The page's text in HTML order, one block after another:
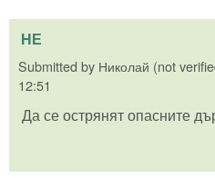
НЕ
Submitted by Николай (not
12:51
Да се острянят опасните